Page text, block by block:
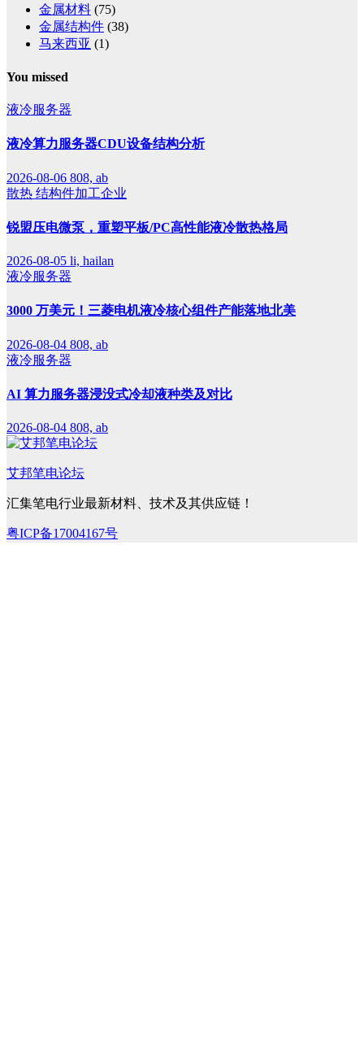
金属材料 (75)
金属结构件 (38)
马来西亚 (1)
You missed
液冷服务器
液冷算力服务器CDU设备结构分析
2026-08-06 808, ab
散热 结构件加工企业
锐盟压电微泵，重塑平板/PC高性能液冷散热格局
2026-08-05 li, hailan
液冷服务器
3000 万美元！三菱电机液冷核心组件产能落地北美
2026-08-04 808, ab
液冷服务器
AI 算力服务器浸没式冷却液种类及对比
2026-08-04 808, ab
艾邦笔电论坛
汇集笔电行业最新材料、技术及其供应链！
粤ICP备17004167号